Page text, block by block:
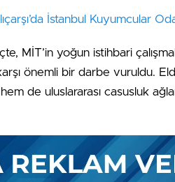
İstanbul Kuyumcular
MİT’in yoğun istihbari
önemli bir darbe vuruldu.
de uluslararası casusluk